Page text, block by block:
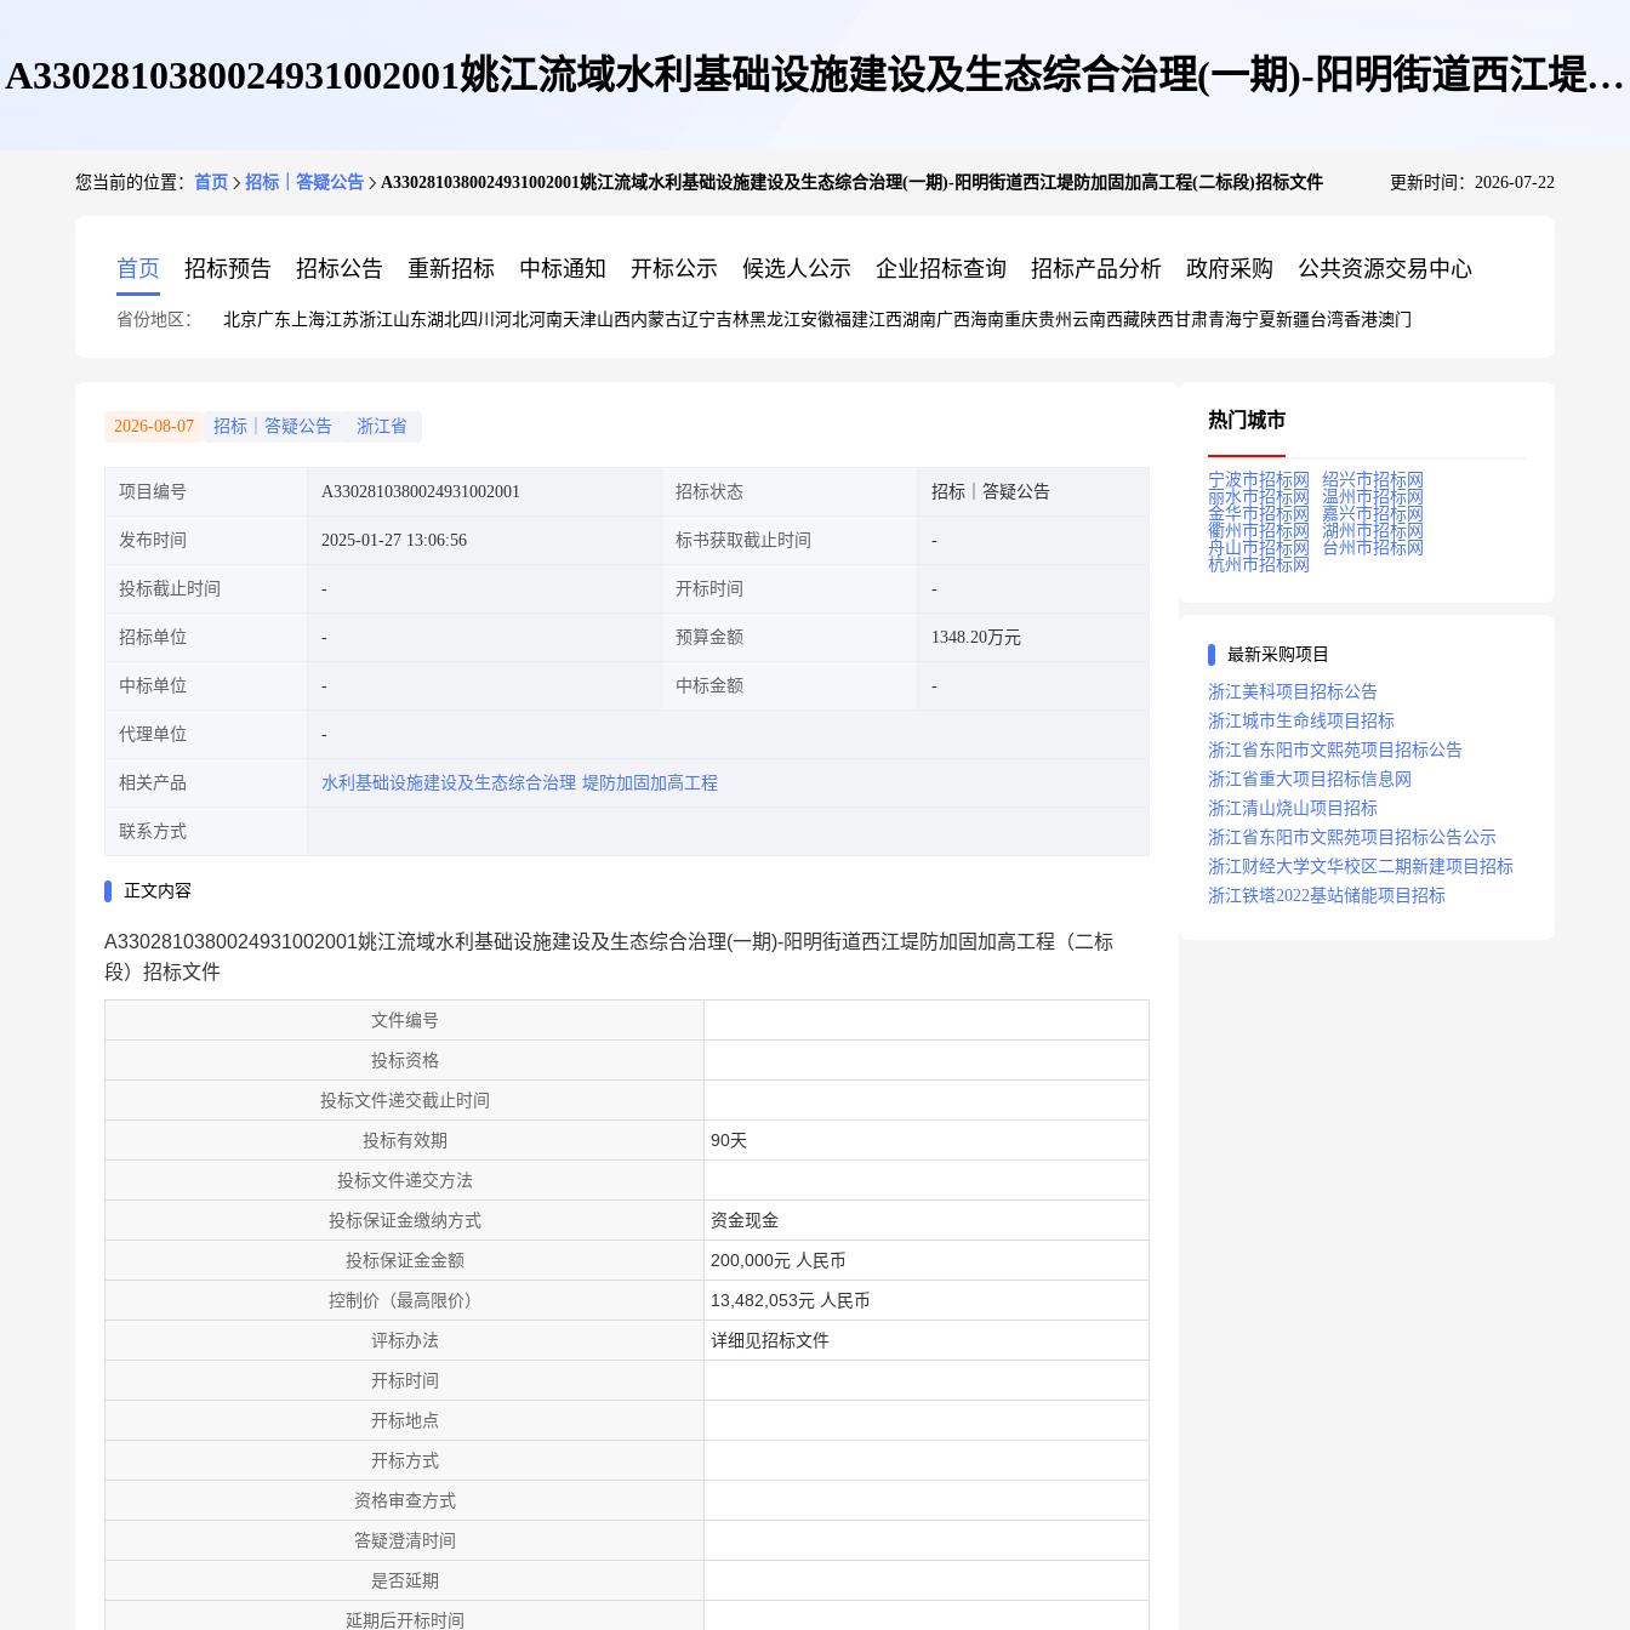
A3302810380024931002001姚江流域水利基础设施建设及生态综合治理(一期)-阳明街道西江堤防
您当前的位置： 首页 招标｜答疑公告 A3302810380024931002001姚江流域水利基础设施建设及生态综合治理(一期)-阳明街道西江堤防加固加高工程(二标段)招标文件 更新时间：2026-07-22
首页 招标预告 招标公告 重新招标 中标通知 开标公示 候选人公示 企业招标查询 招标产品分析 政府采购 公共资源交易中心
省份地区： 北京广东 上海江苏浙江山东湖北四川 河北河南天津山西内蒙古辽宁吉林黑龙江安徽福建江西湖南广西海南重庆贵州 云南西藏陕西甘肃青海宁夏新疆台湾香港澳门
2026-08-07 招标｜答疑公告 浙江省
项目编号 A3302810380024931002001 招标状态 招标｜答疑公告
发布时间 2025-01-27 13:06:56 标书获取截止时间
投标截止时间 开标时间
招标单位 预算金额 1348.20万元
中标单位 中标金额
代理单位
相关产品 水利基础设施建设及生态综合治理 堤防加固加高工程
联系方式
正文内容
A3302810380024931002001姚江流域水利基础设施建设及生态综合治理(一期)-阳明街道西江堤防加固加高工程（二标
段）招标文件
文件编号
投标资格
投标文件递交截止时间
投标有效期 90天
投标文件递交方法
投标保证金缴纳方式 资金现金
投标保证金金额 200,000元 人民币
控制价（最高限价） 13,482,053元 人民币
评标办法 详细见招标文件
开标时间
开标地点
开标方式
资格审查方式
答疑澄清时间
是否延期
延期后开标时间
热门城市
宁波市招标网
绍兴市招标网
丽水市招标网
温州市招标网
金华市招标网
嘉兴市招标网
衢州市招标网
湖州市招标网
舟山市招标网
台州市招标网
杭州市招标网
最新采购项目
浙江美科项目招标公告
浙江城市生命线项目招标
浙江省东阳市文熙苑项目招标公告
浙江省重大项目招标信息网
浙江清山烧山项目招标
浙江省东阳市文熙苑项目招标公告公示
浙江财经大学文华校区二期新建项目招标
浙江铁塔2022基站储能项目招标